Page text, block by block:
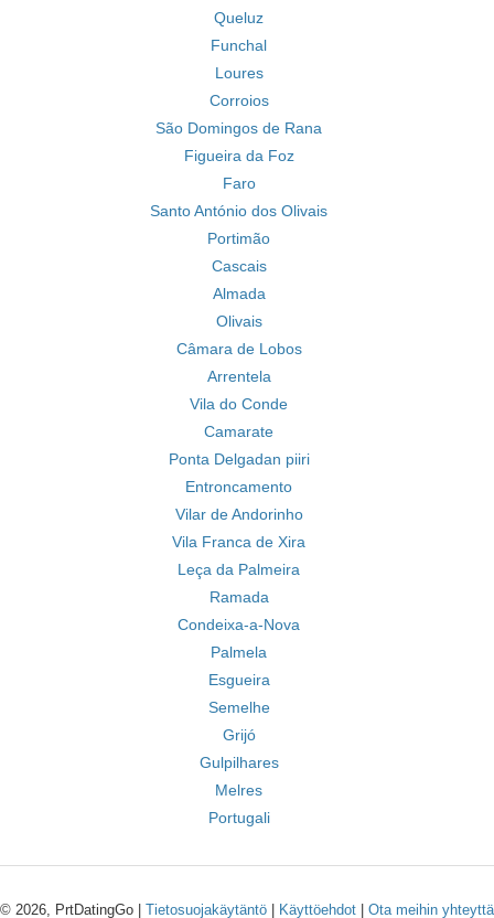
Queluz
Funchal
Loures
Corroios
São Domingos de Rana
Figueira da Foz
Faro
Santo António dos Olivais
Portimão
Cascais
Almada
Olivais
Câmara de Lobos
Arrentela
Vila do Conde
Camarate
Ponta Delgadan piiri
Entroncamento
Vilar de Andorinho
Vila Franca de Xira
Leça da Palmeira
Ramada
Condeixa-a-Nova
Palmela
Esgueira
Semelhe
Grijó
Gulpilhares
Melres
Portugali
© 2026, PrtDatingGo | Tietosuojakäytäntö Käyttöehdot Ota meihin yhteyttä